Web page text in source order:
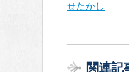
せたかし
関連記